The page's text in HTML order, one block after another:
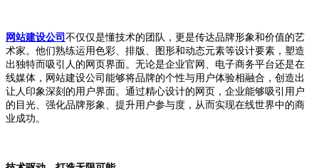
网站建设公司 不仅仅是懂技术的团队，更是传达品牌形象和价值的艺
术家。他们熟练运用色彩、排版、图形和动态元素等设计要素，塑造
出独特而吸引人的网页界面。无论是企业官网、电子商务平台还是在
线媒体，网站建设公司能够将品牌的个性与用户体验相融合，创造出
让人印象深刻的用户界面。通过精心设计的网页，企业能够吸引用户
的目光、强化品牌形象、提升用户参与度，从而实现在线世界中的商
业成功。